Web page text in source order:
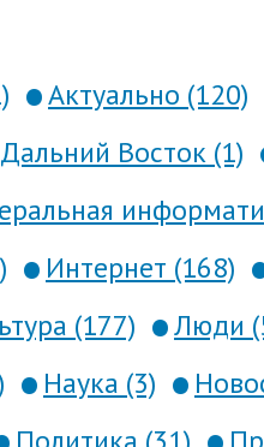
Актуально (120)
Дальний Восток (1)
Интернет (168)
(177) Люди
Наука (3)